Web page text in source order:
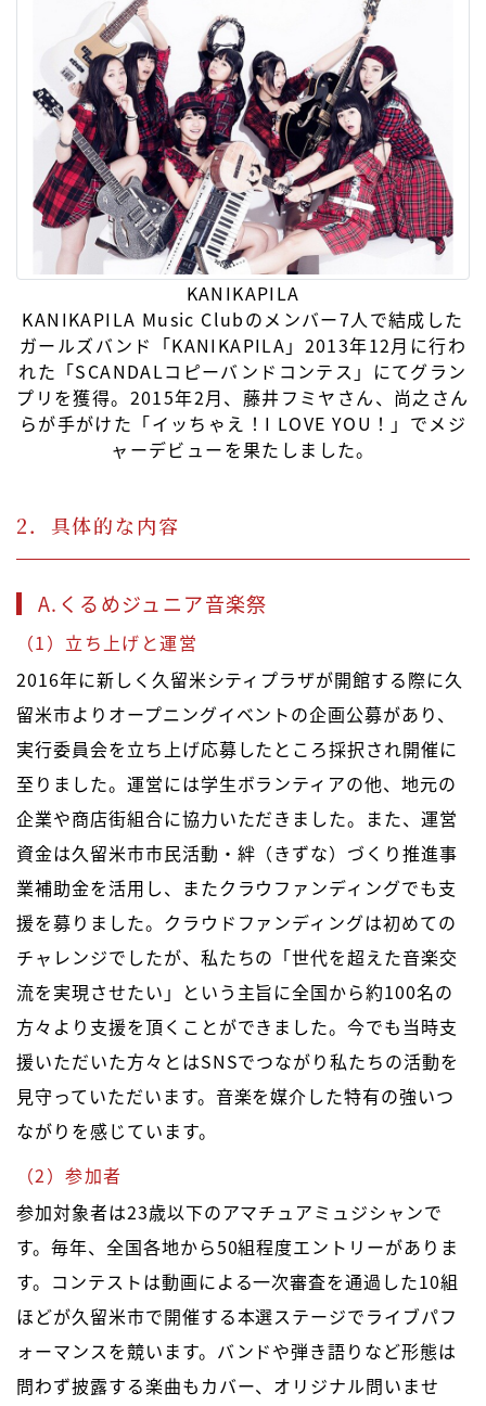
KANIKAPILA
KANIKAPILA Music Clubのメンバー7人で結成した
ガールズバンド「KANIKAPILA」2013年12月に行わ
れた「SCANDALコピーバンドコンテス」にてグラン
プリを獲得。2015年2月、藤井フミヤさん、尚之さん
らが手がけた「イッちゃえ！I LOVE YOU！」でメジ
ャーデビューを果たしました。
2．具体的な内容
A.くるめジュニア音楽祭
（1）立ち上げと運営
2016年に新しく久留米シティプラザが開館する際に久
留米市よりオープニングイベントの企画公募があり、
実行委員会を立ち上げ応募したところ採択され開催に
至りました。運営には学生ボランティアの他、地元の
企業や商店街組合に協力いただきました。また、運営
資金は久留米市市民活動・絆（きずな）づくり推進事
業補助金を活用し、またクラウファンディングでも支
援を募りました。クラウドファンディングは初めての
チャレンジでしたが、私たちの「世代を超えた音楽交
流を実現させたい」という主旨に全国から約100名の
方々より支援を頂くことができました。今でも当時支
援いただいた方々とはSNSでつながり私たちの活動を
見守っていただいます。音楽を媒介した特有の強いつ
ながりを感じています。
（2）参加者
参加対象者は23歳以下のアマチュアミュジシャンで
す。毎年、全国各地から50組程度エントリーがありま
す。コンテストは動画による一次審査を通過した10組
ほどが久留米市で開催する本選ステージでライブパフ
ォーマンスを競います。バンドや弾き語りなど形態は
問わず披露する楽曲もカバー、オリジナル問いませ